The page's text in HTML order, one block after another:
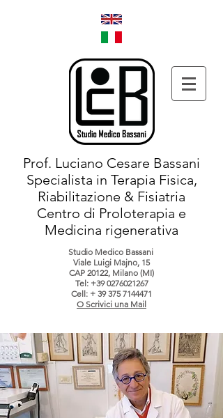
Prof. Luciano Cesare Bassani
Specialista in Terapia Fisica,
Riabilitazione & Fisiatria
Centro di Proloterapia e
Medicina rigenerativa
Studio Medico Bassani
Viale Luigi Majno, 15
CAP 20122, Milano (MI)
Tel: +39 0276021267
Cell: + 39 375 7144471
O Scrivici una Mail